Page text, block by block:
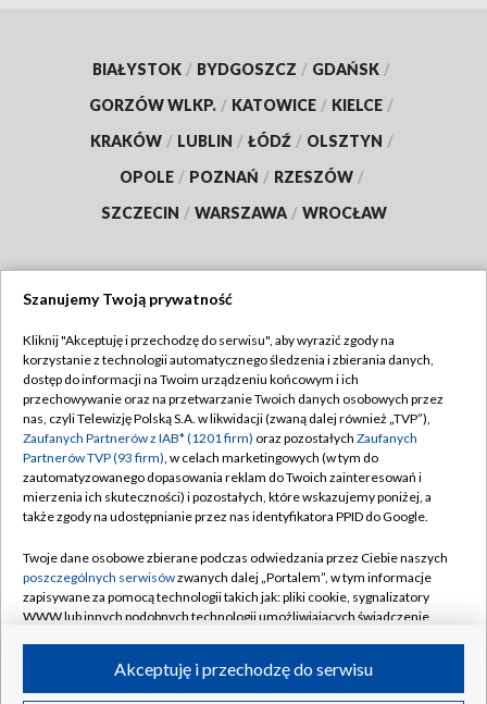
BIAŁYSTOK / BYDGOSZCZ / GDAŃSK /
GORZÓW WLKP. / KATOWICE / KIELCE /
KRAKÓW / LUBLIN / ŁÓDŹ / OLSZTYN /
OPOLE / POZNAŃ / RZESZÓW /
SZCZECIN / WARSZAWA / WROCŁAW
TVP
Abonament TVP
Emisja w TVP
Centrum informacji TVP
Naziemna Telewizja Cyfrowa
Rada Programowa
System NOS
Informacje o nadawcy
Program dla prasy
Regulamin TVP
Polityka prywatności
Moje zgody
Pomoc
Kontakt
Kanały
Szanujemy Twoją prywatność
Kliknij "Akceptuję i przechodzę do serwisu", aby wyrazić zgody na
korzystanie z technologii automatycznego śledzenia i zbierania danych,
dostęp do informacji na Twoim urządzeniu końcowym i ich
przechowywanie oraz na przetwarzanie Twoich danych osobowych przez
nas, czyli Telewizję Polską S.A. w likwidacji (zwaną dalej również „TVP”),
Zaufanych Partnerów z IAB* (1201 firm) oraz pozostałych Zaufanych
Partnerów TVP (93 firm), w celach marketingowych (w tym do
zautomatyzowanego dopasowania reklam do Twoich zainteresowań i
mierzenia ich skuteczności) i pozostałych, które wskazujemy poniżej, a
także zgody na udostępnianie przez nas identyfikatora PPID do Google.
Twoje dane osobowe zbierane podczas odwiedzania przez Ciebie naszych
poszczególnych serwisówzwanych dalej „Portalem”, w tym informacje
zapisywane za pomocą technologii takich jak: pliki cookie, sygnalizatory
WWW lub innych podobnych technologii umożliwiających świadczenie
ruchu w Internecie.Akceptuję i przechodzę do serwisu